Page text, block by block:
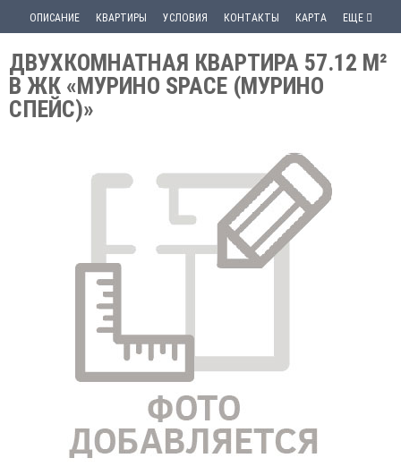
ОПИСАНИЕ КВАРТИРЫ УСЛОВИЯ КОНТАКТЫ КАРТА ЕЩЕ
ДВУХКОМНАТНАЯ КВАРТИРА 57.12 М²
В ЖК «МУРИНО SPACE (МУРИНО
СПЕЙС)»